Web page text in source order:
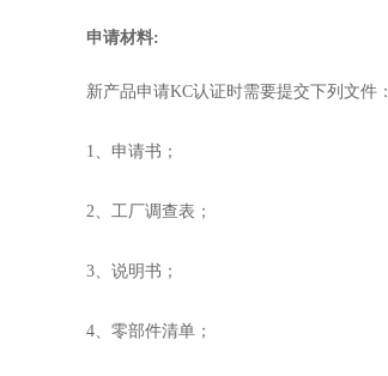
申请材料:
新产品申请KC认证时需要提交下列文件：
1、申请书；
2、工厂调查表；
3、说明书；
4、零部件清单；